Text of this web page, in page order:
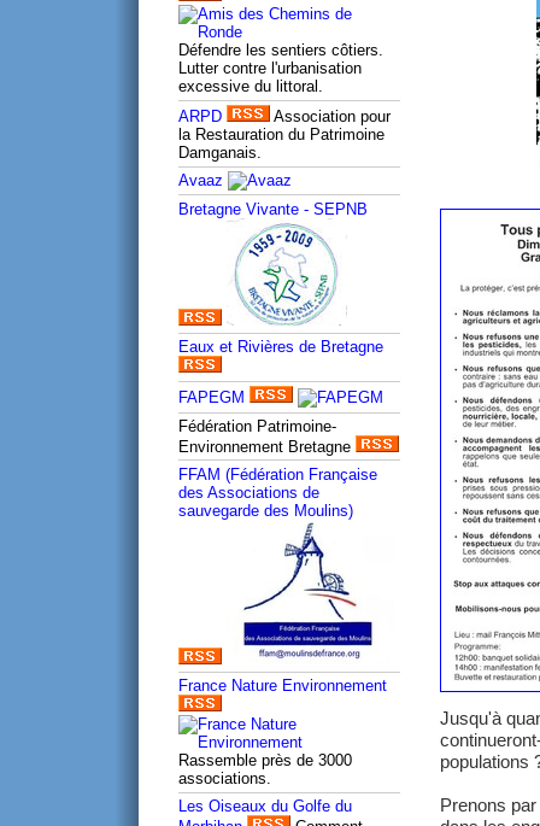
Jusqu'à
populations
Prenons
Défendre les sentiers côtiers.
Lutter contre l'urbanisation
excessive du littoral.
ARPD
Association pour
la Restauration du Patrimoine
Damganais.
Avaaz
Bretagne Vivante - SEPNB
Eaux et Rivières de Bretagne
FAPEGM
Fédération Patrimoine-
Environnement Bretagne
FFAM (Fédération Française
des Associations de
sauvegarde des Moulins)
France Nature Environnement
Rassemble près de 3000
associations.
Les Oiseaux du Golfe du